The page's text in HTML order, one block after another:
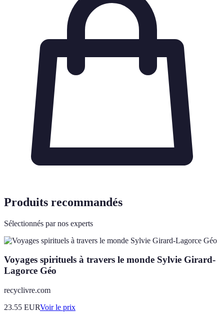
Produits recommandés
Sélectionnés par nos experts
Voyages spirituels à travers le monde Sylvie Girard-
Lagorce Géo
recyclivre.com
23.55 EURVoir le prix